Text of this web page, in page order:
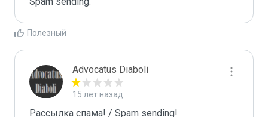
Полезный
Advocatus Diaboli
15 лет назад
Рассылка спама! / Spam sending!